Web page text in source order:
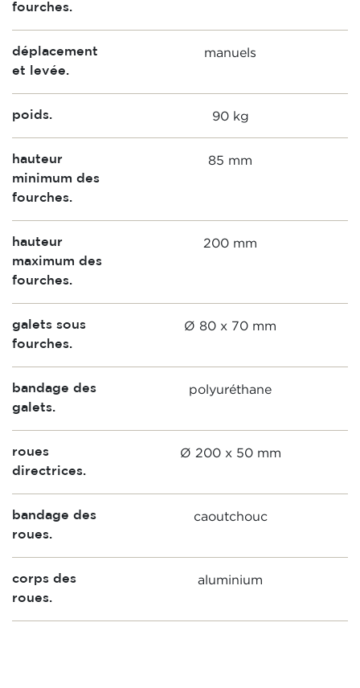
fourches.
déplacement
et levée.
manuels
poids. 90 kg
hauteur
minimum des
fourches.
85 mm
hauteur
maximum des
fourches.
200 mm
galets sous
fourches.
Ø 80 x 70 mm
bandage des
galets.
polyuréthane
roues
directrices.
Ø 200 x 50 mm
bandage des
roues.
caoutchouc
corps des
roues.
aluminium